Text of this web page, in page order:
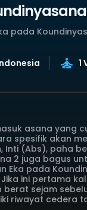
pada
1
asana yang
spesifik akan
Inti (Abs), paha
2 juga bagus
Eka pada
ini pertama
sejam
riwayat cedera